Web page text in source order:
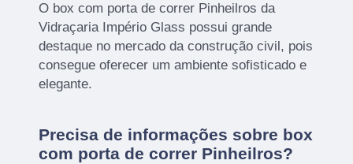
O box com porta de correr Pinheilros da
Vidraçaria Império Glass possui grande
destaque no mercado da construção civil, pois
consegue oferecer um ambiente sofisticado e
elegante.
Precisa de informações sobre box
com porta de correr Pinheilros?